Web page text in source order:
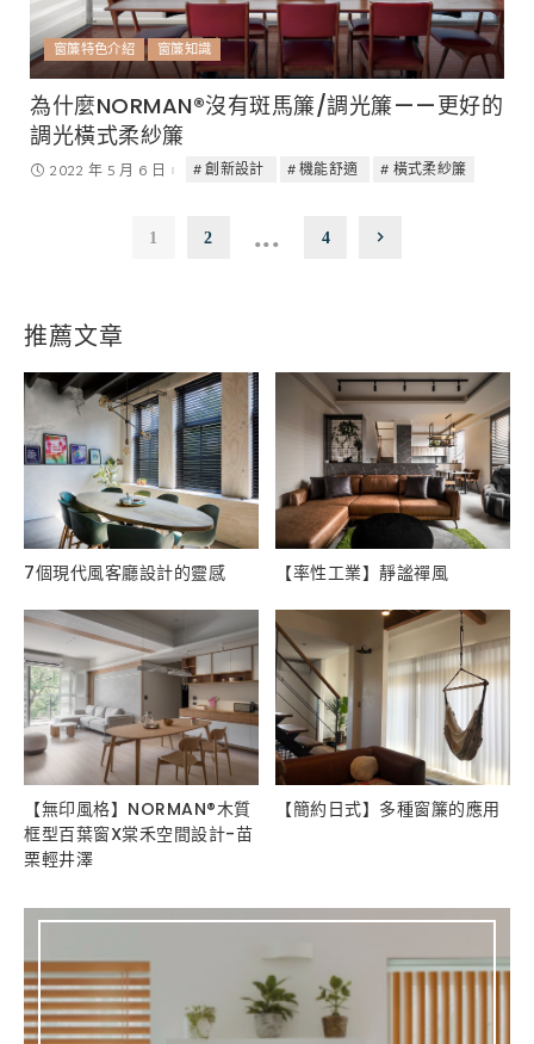
窗簾特色介紹 窗簾知識
為什麼NORMAN®沒有斑馬簾/調光簾——更好的
調光橫式柔紗簾
2022 年 5 月 6 日 創新設計 機能舒適 橫式柔紗簾
1 2 ... 4
推薦文章
7個現代風客廳設計的靈感 【率性工業】靜謐禪風
【無印風格】NORMAN®木質
框型百葉窗X棠禾空間設計-苗
栗輕井澤
【簡約日式】多種窗簾的應用